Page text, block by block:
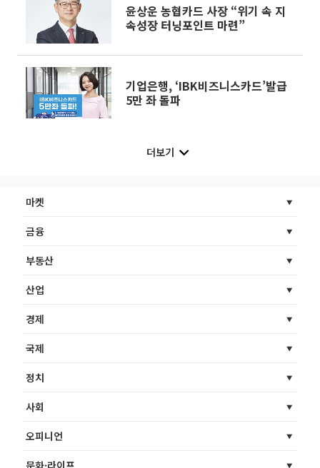
윤상운 농협카드 사장 “위기 속 지
속성장 터닝포인트 마련”
기업은행, ‘IBK비즈니스카드’발급
5만 좌 돌파
더보기
마켓
금융
부동산
산업
경제
국제
정치
사회
오피니언
문화·라이프